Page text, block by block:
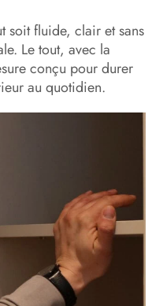
soit fluide, clair et sans
Le tout, avec la
conçu pour durer
au quotidien.